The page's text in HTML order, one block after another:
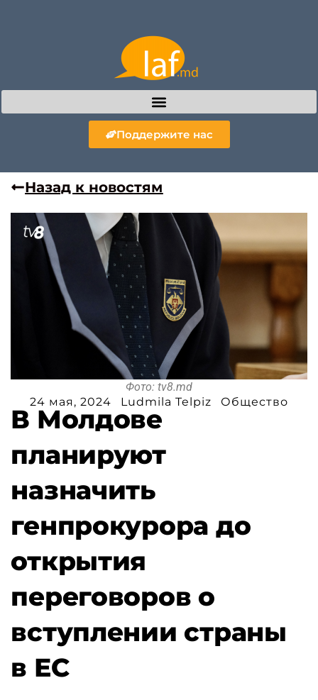
Поддержите нас
Назад к новостям
Фото: tv8.md
24 мая, 2024
Ludmila Telpiz Общество
В Молдове
планируют
назначить
генпрокурора до
открытия
переговоров о
вступлении страны
в ЕС